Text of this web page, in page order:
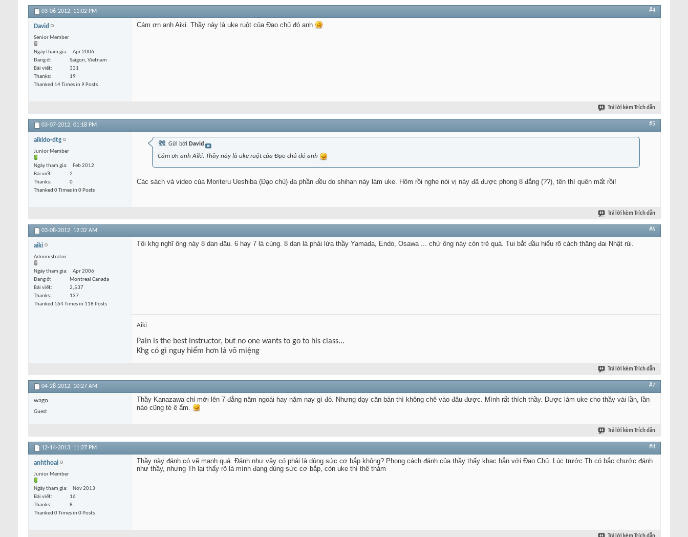
03-06-2012, 11:02 PM #4
David
Senior Member
Ngày tham gia
Apr 2006
Đang ở
Saigon, Vietnam
Bài viết
331
Thanks
19
Thanked 14 Times in 9 Posts
Cám ơn anh Aiki. Thầy này là uke ruột của Đạo chủ đó anh
Trả lời kèm Trích dẫn
03-07-2012, 01:18 PM #5
aikido-dtg
Junior Member
Ngày tham gia
Feb 2012
Bài viết
2
Thanks
0
Thanked 0 Times in 0 Posts
Gửi bởi David
Cám ơn anh Aiki. Thầy này là uke ruột của Đạo chủ đó anh
Các sách và video của Moriteru Ueshiba (Đạo chủ) đa phần đều do shihan này làm uke. Hôm rồi nghe nói vị này đã được phong 8 đẳng (??), tên thì quên mất rồi!
Trả lời kèm Trích dẫn
03-08-2012, 12:32 AM #6
aiki
Administrator
Ngày tham gia
Apr 2006
Đang ở
Montreal Canada
Bài viết
2,537
Thanks
137
Thanked 164 Times in 118 Posts
Tôi khg nghĩ ông này 8 dan đâu. 6 hay 7 là cùng. 8 dan là phải lứa thầy Yamada, Endo, Osawa ... chứ ông này còn trẻ quá. Tui bắt đầu hiểu rõ cách thăng đai Nhật rùi.
Aiki
Pain is the best instructor, but no one wants to go to his class...
Khg có gì nguy hiểm hơn là võ miệng
Trả lời kèm Trích dẫn
04-28-2012, 10:27 AM #7
wago
Guest
Thầy Kanazawa chỉ mới lên 7 đẳng năm ngoái hay năm nay gì đó. Nhưng dạy căn bản thì không chê vào đâu được. Mình rất thích thầy. Được làm uke cho thầy vài lần, lần
nào cũng té ê ẩm.
Trả lời kèm Trích dẫn
12-14-2013, 11:27 PM #8
anhthoai
Junior Member
Ngày tham gia
Nov 2013
Bài viết
16
Thanks
8
Thanked 0 Times in 0 Posts
Thầy này đánh có vẽ mạnh quá. Đánh như vậy có phải là dùng sức cơ bắp không? Phong cách đánh của thầy thấy khac hẳn với Đạo Chủ. Lúc trước Th có bắc chước đánh
như thầy, nhưng Th lại thấy rõ là mình đang dùng sức cơ bắp, còn uke thì thê thảm